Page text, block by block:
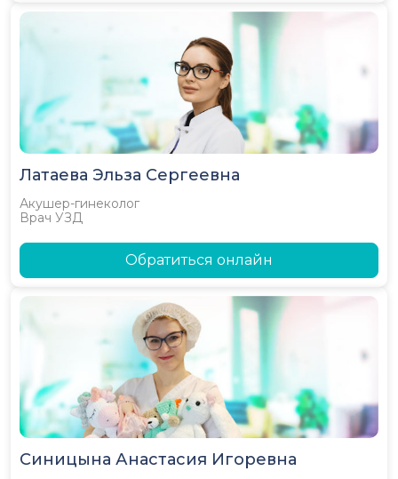
Латаева Эльза Сергеевна
Акушер-гинеколог
Врач УЗД
Обратиться онлайн
Синицына Анастасия Игоревна